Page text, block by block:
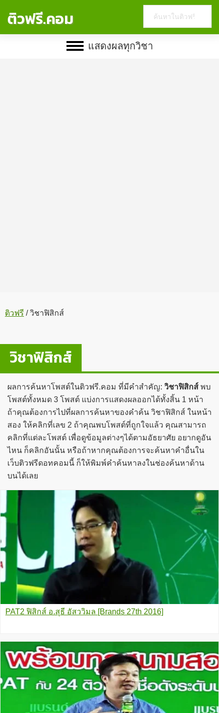
ติวฟรี.คอม
website
แสดงผลทุกวิชา
ติวฟรี /วิชาฟิสิกส์
วิชาฟิสิกส์
ผลการค้นหาโพสต์ในติวฟรี.คอม ที่มีคำสำคัญ: วิชาฟิสิกส์ พบ
โพสต์ทั้งหมด 3 โพสต์ แบ่งการแสดงผลออกได้ทั้งสิ้น 1 หน้า
ถ้าคุณต้องการไปที่ผลการค้นหาของคำค้น วิชาฟิสิกส์ ในหน้า
สอง ให้คลิกที่เลข 2 ถ้าคุณพบโพสต์ที่ถูกใจแล้ว คุณสามารถ
คลิกที่แต่ละโพสต์ เพื่อดูข้อมูลต่างๆได้ตามอัธยาศัย อยากดูอัน
ไหน ก็คลิกอันนั้น หรือถ้าหากคุณต้องการจะค้นหาคำอื่นใน
เว็บติวฟรีดอทคอมนี้ ก็ให้พิมพ์คำค้นหาลงในช่องค้นหาด้าน
บนได้เลย
PAT2 ฟิสิกส์ อ.สุธี อัสววิมล [Brands 27th 2016]